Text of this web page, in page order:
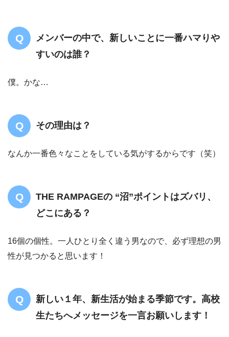
メンバーの中で、新しいことに一番ハマりや
すいのは誰？
僕。かな…
その理由は？
なんか一番色々なことをしている気がするからです（笑）
THE RAMPAGEの “沼”ポイントはズバリ、
どこにある？
16個の個性。一人ひとり全く違う男なので、必ず理想の男
性が見つかると思います！
新しい１年、新生活が始まる季節です。高校
生たちへメッセージを一言お願いします！